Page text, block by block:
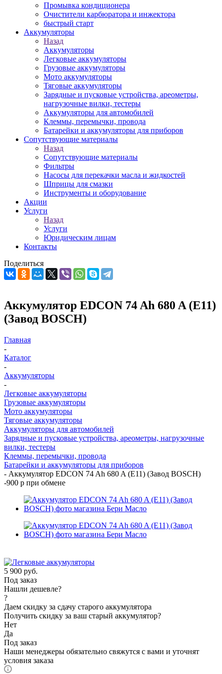
Промывка кондиционера
Очистители карбюратора и инжектора
быстрый старт
Аккумуляторы
Назад
Аккумуляторы
Легковые аккумуляторы
Грузовые аккумуляторы
Мото аккумуляторы
Тяговые аккумуляторы
Зарядные и пусковые устройства, ареометры,
нагрузочные вилки, тестеры
Аккумуляторы для автомобилей
Клеммы, перемычки, провода
Батарейки и аккумуляторы для приборов
Сопутствующие материалы
Назад
Сопутствующие материалы
Фильтры
Насосы для перекачки масла и жидкостей
Шприцы для смазки
Инструменты и оборудование
Акции
Услуги
Назад
Услуги
Юридическим лицам
Контакты
Поделиться
Аккумулятор EDCON 74 Ah 680 A (E11)
(Завод BOSCH)
Главная
-
Каталог
-
Аккумуляторы
-
Легковые аккумуляторы
Грузовые аккумуляторы
Мото аккумуляторы
Тяговые аккумуляторы
Аккумуляторы для автомобилей
Зарядные и пусковые устройства, ареометры, нагрузочные
вилки, тестеры
Клеммы, перемычки, провода
Батарейки и аккумуляторы для приборов
- Аккумулятор EDCON 74 Ah 680 A (E11) (Завод BOSCH)
-900 р при обмене
5 900 руб.
Под заказ
Нашли дешевле?
?
Даем скидку за сдачу старого аккумулятора
Получить скидку за ваш старый аккумулятор?
Нет
Да
Под заказ
Наши менеджеры обязательно свяжутся с вами и уточнят
условия заказа